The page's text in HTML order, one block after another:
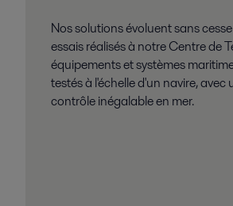
Nos solutions évoluent sans
essais réalisés à notre Centre de
équipements et systèmes
testés à l'échelle d'un navire, avec
contrôle inégalable en mer.